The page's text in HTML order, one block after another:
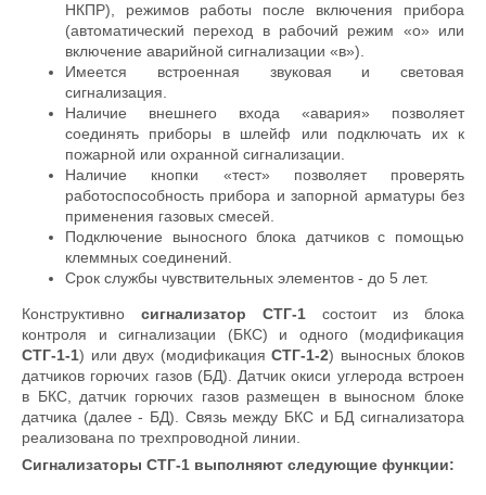
НКПР), режимов работы после включения прибора
(автоматический переход в рабочий режим «о» или
включение аварийной сигнализации «в»).
Имеется встроенная звуковая и световая
сигнализация.
Наличие внешнего входа «авария» позволяет
соединять приборы в шлейф или подключать их к
пожарной или охранной сигнализации.
Наличие кнопки «тест» позволяет проверять
работоспособность прибора и запорной арматуры без
применения газовых смесей.
Подключение выносного блока датчиков с помощью
клеммных соединений.
Срок службы чувствительных элементов - до 5 лет.
Конструктивно сигнализатор СТГ-1 состоит из блока
контроля и сигнализации (БКС) и одного (модификация
СТГ-1-1) или двух (модификация СТГ-1-2) выносных блоков
датчиков горючих газов (БД). Датчик окиси углерода встроен
в БКС, датчик горючих газов размещен в выносном блоке
датчика (далее - БД). Связь между БКС и БД сигнализатора
реализована по трехпроводной линии.
Сигнализаторы СТГ-1 выполняют следующие функции: